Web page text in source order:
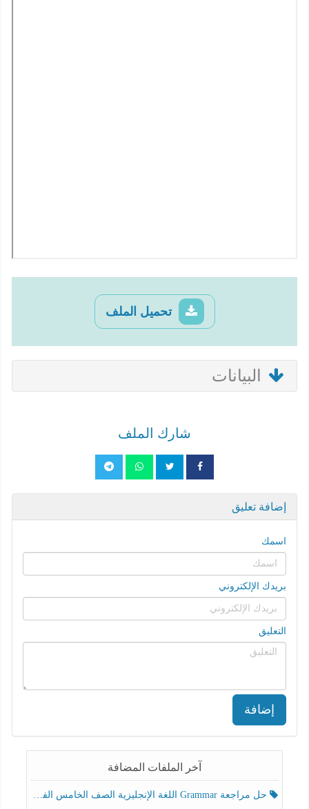
تحميل الملف
البيانات
شارك الملف
إضافة تعليق
اسمك
بريدك الإلكتروني
التعليق
إضافة
آخر الملفات المضافة
حل مراجعة Grammar اللغة الإنجليزية الصف الخامس الفصل الثالث